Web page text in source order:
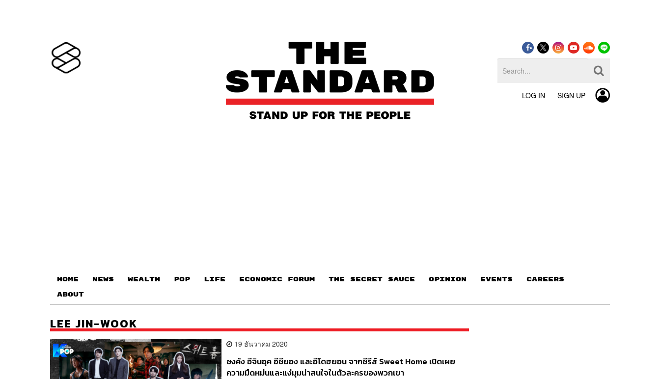
LOG IN SIGN UP
HOME NEWS WEALTH POP LIFE ECONOMIC FORUM THE SECRET SAUCE​ OPINION EVENTS CAREERS
ABOUT
LEE JIN-WOOK
19 ธันวาคม 2020
ซงคัง อีจินอุค อีชียอง และอีโดฮยอน จากซีรีส์ Sweet Home เปิดเผย
ความมืดหม่นและแง่มุมน่าสนใจในตัวละครของพวกเขา